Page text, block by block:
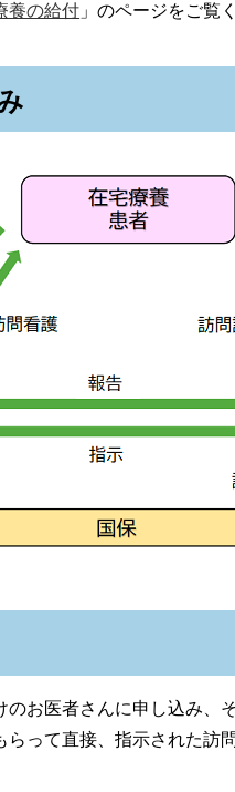
養の給付 」のページをご覧
お医者さんに申し込み
らって直接、指示された訪